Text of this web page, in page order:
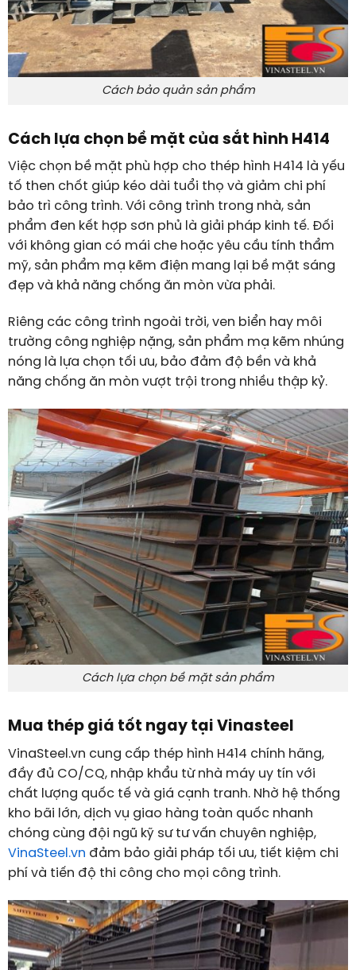
Cách bảo quản sản phẩm
Cách lựa chọn bề mặt của sắt hình H414
Việc chọn bề mặt phù hợp cho thép hình H414 là yếu
tố then chốt giúp kéo dài tuổi thọ và giảm chi phí
bảo trì công trình. Với công trình trong nhà, sản
phẩm đen kết hợp sơn phủ là giải pháp kinh tế. Đối
với không gian có mái che hoặc yêu cầu tính thẩm
mỹ, sản phẩm mạ kẽm điện mang lại bề mặt sáng
đẹp và khả năng chống ăn mòn vừa phải.
Riêng các công trình ngoài trời, ven biển hay môi
trường công nghiệp nặng, sản phẩm mạ kẽm nhúng
nóng là lựa chọn tối ưu, bảo đảm độ bền và khả
năng chống ăn mòn vượt trội trong nhiều thập kỷ.
Cách lựa chọn bề mặt sản phẩm
Mua thép giá tốt ngay tại Vinasteel
VinaSteel.vn cung cấp thép hình H414 chính hãng,
đầy đủ CO/CQ, nhập khẩu từ nhà máy uy tín với
chất lượng quốc tế và giá cạnh tranh. Nhờ hệ thống
kho bãi lớn, dịch vụ giao hàng toàn quốc nhanh
chóng cùng đội ngũ kỹ sư tư vấn chuyên nghiệp,
VinaSteel.vn đảm bảo giải pháp tối ưu, tiết kiệm chi
phí và tiến độ thi công cho mọi công trình.